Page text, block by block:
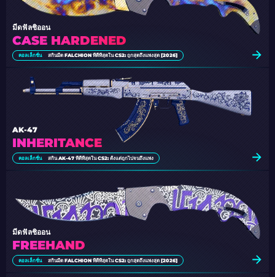
CASE HARDENED
มีดฟัลชิออน
คอลเล็กชั่น สกินมีด FALCHION ที่ดีที่สุดใน CS2: ถูกสุดถึงแพงสุด [2026]
INHERITANCE
AK-47
คอลเล็กชั่น สกิน AK-47 ที่ดีที่สุดใน CS2: ตั้งแต่ถูกไปจนถึงแพง
FREEHAND
มีดฟัลชิออน
คอลเล็กชั่น สกินมีด FALCHION ที่ดีที่สุดใน CS2: ถูกสุดถึงแพงสุด [2026]